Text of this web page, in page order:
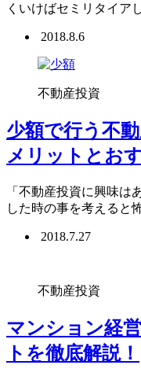
くいけばセミリタイア
2018.8.6
不動産投資
少額で行う不
メリットとお
「不動産投資に興味は
した時の事を考えると
2018.7.27
不動産投資
マンション経
トを徹底解説！